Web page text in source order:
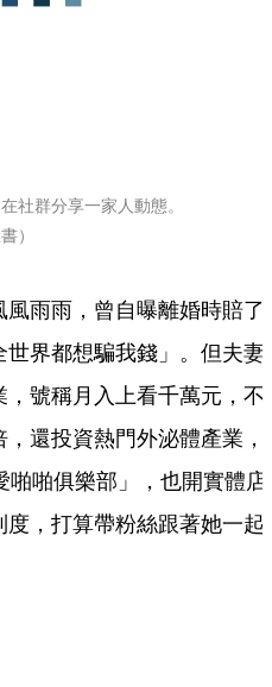
社群分享一家人動態。
）
雨雨，曾自曝離婚時賠了
界都想騙我錢」。但夫妻
號稱月入上看千萬元，不
還投資熱門外泌體產業，
啪俱樂部」，也開實體店
，打算帶粉絲跟著她一起